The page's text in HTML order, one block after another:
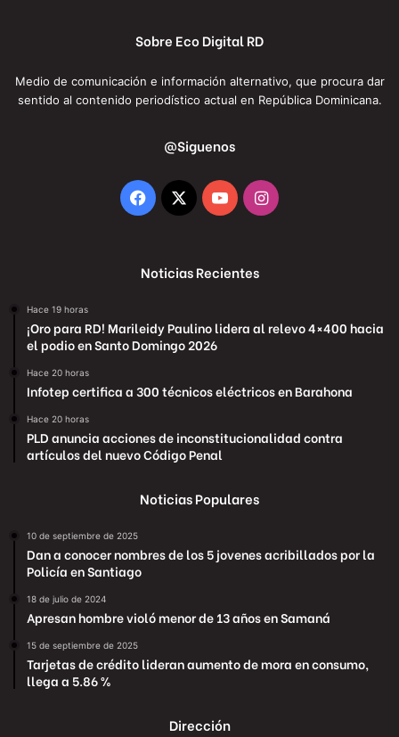
Sobre Eco Digital RD
Medio de comunicación e información alternativo, que procura dar
sentido al contenido periodístico actual en República Dominicana.
@Siguenos
Facebook
X YouTubeInstagram
Noticias Recientes
Hace 19 horas
¡Oro para RD! Marileidy Paulino lidera al relevo 4×400 hacia
el podio en Santo Domingo 2026
Hace 20 horas
Infotep certifica a 300 técnicos eléctricos en Barahona
Hace 20 horas
PLD anuncia acciones de inconstitucionalidad contra
artículos del nuevo Código Penal
Noticias Populares
10 de septiembre de 2025
Dan a conocer nombres de los 5 jovenes acribillados por la
Policía en Santiago
18 de julio de 2024
Apresan hombre violó menor de 13 años en Samaná
15 de septiembre de 2025
Tarjetas de crédito lideran aumento de mora en consumo,
llega a 5.86 %
Dirección